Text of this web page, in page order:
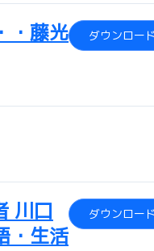
・藤光
ダウンロー
川口
・生活
ダウンロー